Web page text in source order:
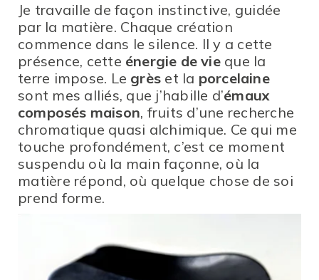
Je travaille de façon instinctive, guidée
par la matière. Chaque création
commence dans le silence. Il y a cette
présence, cette énergie de vieque la
terre impose. Le grès et la porcelaine
sont mes alliés, que j’habille d’émaux
composés maison, fruits d’une recherche
chromatique quasi alchimique. Ce qui me
touche profondément, c’est ce moment
suspendu où la main façonne, où la
matière répond, où quelque chose de soi
prend forme.